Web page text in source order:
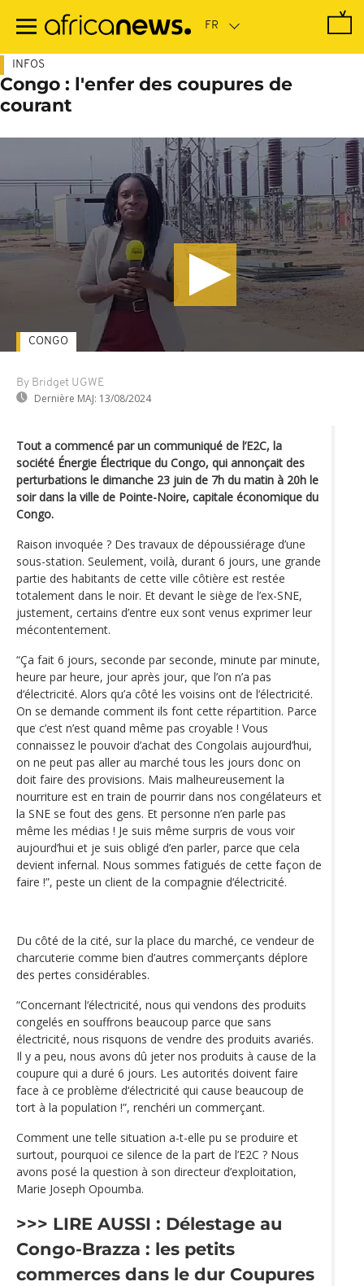
contenu
INFOS
Congo : l'enfer des coupures de
courant
By Bridget UGWE
Dernière MAJ: 13/08/2024
CONGO
Tout a commencé par un communiqué de l’E2C, la
société Énergie Électrique du Congo, qui annonçait des
perturbations le dimanche 23 juin de 7h du matin à 20h le
soir dans la ville de Pointe-Noire, capitale économique du
Congo.
Raison invoquée ? Des travaux de dépoussiérage d’une
sous-station. Seulement, voilà, durant 6 jours, une grande
partie des habitants de cette ville côtière est restée
totalement dans le noir. Et devant le siège de l’ex-SNE,
justement, certains d’entre eux sont venus exprimer leur
mécontentement.
“Ça fait 6 jours, seconde par seconde, minute par minute,
heure par heure, jour après jour, que l’on n’a pas
d‘électricité. Alors qu’a côté les voisins ont de l‘électricité.
On se demande comment ils font cette répartition. Parce
que c’est n’est quand même pas croyable ! Vous
connaissez le pouvoir d’achat des Congolais aujourd’hui,
on ne peut pas aller au marché tous les jours donc on
doit faire des provisions. Mais malheureusement la
nourriture est en train de pourrir dans nos congélateurs et
la SNE se fout des gens. Et personne n’en parle pas
même les médias ! Je suis même surpris de vous voir
aujourd’hui et je suis obligé d’en parler, parce que cela
devient infernal. Nous sommes fatigués de cette façon de
faire !”, peste un client de la compagnie d‘électricité.
Du côté de la cité, sur la place du marché, ce vendeur de
charcuterie comme bien d’autres commerçants déplore
des pertes considérables.
“Concernant l‘électricité, nous qui vendons des produits
congelés en souffrons beaucoup parce que sans
électricité, nous risquons de vendre des produits avariés.
Il y a peu, nous avons dû jeter nos produits à cause de la
coupure qui a duré 6 jours. Les autorités doivent faire
face à ce problème d‘électricité qui cause beaucoup de
tort à la population !”, renchéri un commerçant.
Comment une telle situation a-t-elle pu se produire et
surtout, pourquoi ce silence de la part de l’E2C ? Nous
avons posé la question à son directeur d’exploitation,
Marie Joseph Opoumba.
>>> LIRE AUSSI : Délestage au
Congo-Brazza : les petits
commerces dans le dur Coupures